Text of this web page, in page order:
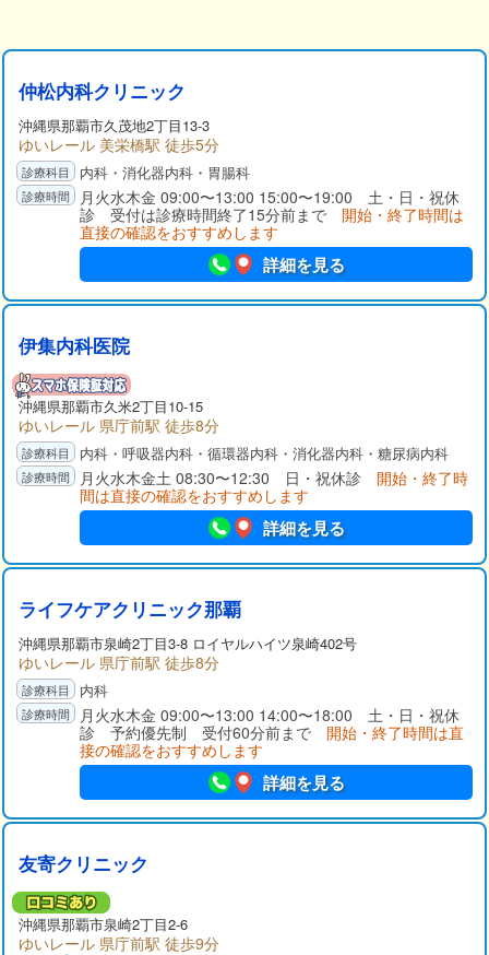
仲松内科クリニック
沖縄県那覇市久茂地2丁目13-3
ゆいレール 美栄橋駅 徒歩5分
内科・消化器内科・胃腸科
月火水木金 09:00〜13:00 15:00〜19:00 土・日・祝休
診 受付は診療時間終了15分前まで 開始・終了時間は
直接の確認をおすすめします
詳細を見る
伊集内科医院
沖縄県那覇市久米2丁目10-15
ゆいレール 県庁前駅 徒歩8分
内科・呼吸器内科・循環器内科・消化器内科・糖尿病内科
月火水木金土 08:30〜12:30 日・祝休診 開始・終了時
間は直接の確認をおすすめします
詳細を見る
ライフケアクリニック那覇
沖縄県那覇市泉崎2丁目3-8 ロイヤルハイツ泉崎402号
ゆいレール 県庁前駅 徒歩8分
内科
月火水木金 09:00〜13:00 14:00〜18:00 土・日・祝休
診 予約優先制 受付60分前まで 開始・終了時間は直
接の確認をおすすめします
詳細を見る
友寄クリニック
沖縄県那覇市泉崎2丁目2-6
ゆいレール 県庁前駅 徒歩9分